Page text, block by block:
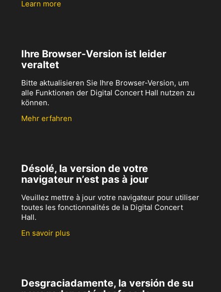
Learn more
Ihre Browser-Version ist leider
veraltet
Bitte aktualisieren Sie Ihre Browser-Version, um
alle Funktionen der Digital Concert Hall nutzen zu
können.
Mehr erfahren
Désolé, la version de votre
navigateur n’est pas à jour
Veuillez mettre à jour votre navigateur pour utiliser
toutes les fonctionnalités de la Digital Concert
Hall.
En savoir plus
Desgraciadamente, la versión de su